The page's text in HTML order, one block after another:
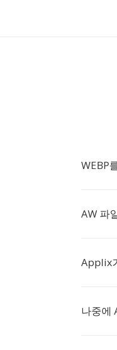
WEBP
AW 파
Applix
나중에